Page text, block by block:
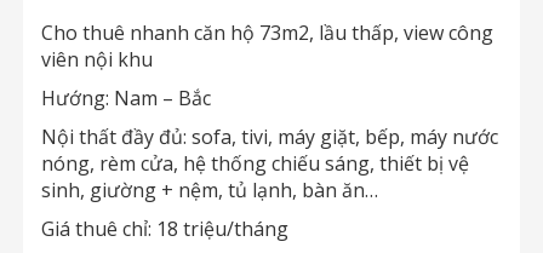
Cho thuê nhanh căn hộ 73m2, lầu thấp, view công
viên nội khu
Hướng: Nam – Bắc
Nội thất đầy đủ: sofa, tivi, máy giặt, bếp, máy nước
nóng, rèm cửa, hệ thống chiếu sáng, thiết bị vệ
sinh, giường + nệm, tủ lạnh, bàn ăn…
Giá thuê chỉ: 18 triệu/tháng